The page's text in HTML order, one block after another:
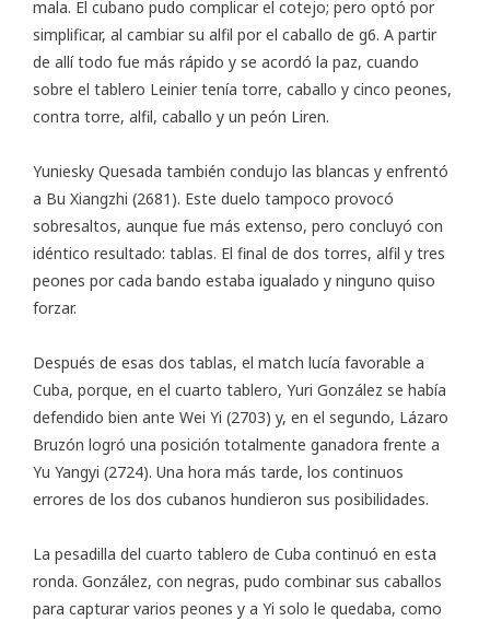
mala. El cubano pudo complicar el cotejo; pero optó por
simplificar, al cambiar su alfil por el caballo de g6. A partir
de allí todo fue más rápido y se acordó la paz, cuando
sobre el tablero Leinier tenía torre, caballo y cinco peones,
contra torre, alfil, caballo y un peón Liren.
Yuniesky Quesada también condujo las blancas y enfrentó
a Bu Xiangzhi (2681). Este duelo tampoco provocó
sobresaltos, aunque fue más extenso, pero concluyó con
idéntico resultado: tablas. El final de dos torres, alfil y tres
peones por cada bando estaba igualado y ninguno quiso
forzar.
Después de esas dos tablas, el match lucía favorable a
Cuba, porque, en el cuarto tablero, Yuri González se había
defendido bien ante Wei Yi (2703) y, en el segundo, Lázaro
Bruzón logró una posición totalmente ganadora frente a
Yu Yangyi (2724). Una hora más tarde, los continuos
errores de los dos cubanos hundieron sus posibilidades.
La pesadilla del cuarto tablero de Cuba continuó en esta
ronda. González, con negras, pudo combinar sus caballos
para capturar varios peones y a Yi solo le quedaba, como